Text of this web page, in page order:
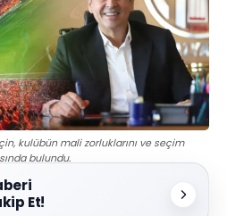
kulübün mali zorluklarını ve seçim
bulundu.
Et!